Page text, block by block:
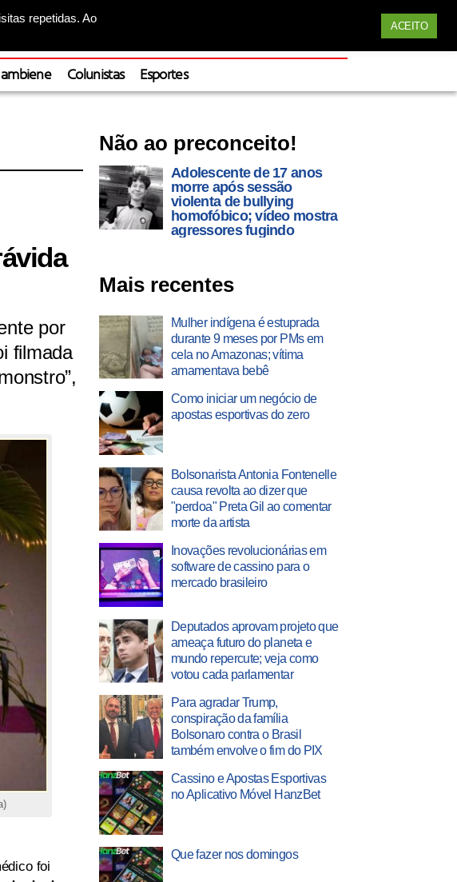
repetidas. Ao
ACEITO
ambiene Colunistas Esportes
por
filmada
foi
Não ao preconceito!
Adolescente de 17 anos
morre após sessão
violenta de bullying
homofóbico; vídeo mostra
agressores fugindo
Mais recentes
Mulher indígena é estuprada
durante 9 meses por PMs em
cela no Amazonas; vítima
amamentava bebê
Como iniciar um negócio de
apostas esportivas do zero
Bolsonarista Antonia Fontenelle
causa revolta ao dizer que
"perdoa" Preta Gil ao comentar
morte da artista
Inovações revolucionárias em
software de cassino para o
mercado brasileiro
Deputados aprovam projeto que
ameaça futuro do planeta e
mundo repercute; veja como
votou cada parlamentar
Para agradar Trump,
conspiração da família
Bolsonaro contra o Brasil
também envolve o fim do PIX
Cassino e Apostas Esportivas
no Aplicativo Móvel HanzBet
Que fazer nos domingos